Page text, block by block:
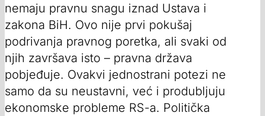
nemaju pravnu snagu iznad Ustava i
zakona BiH. Ovo nije prvi pokušaj
podrivanja pravnog poretka, ali svaki od
njih završava isto – pravna država
pobjeđuje. Ovakvi jednostrani potezi ne
samo da su neustavni, već i produbljuju
ekonomske probleme RS-a. Politička